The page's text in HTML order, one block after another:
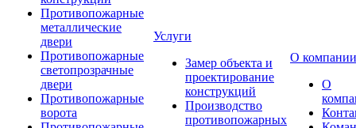
Противопожарные
металлические
двери
Противопожарные
светопрозрачные
двери
Противопожарные
ворота
Услуги
Замер объекта и
проектирование
конструкций
Производство
противопожарных
О компании
О